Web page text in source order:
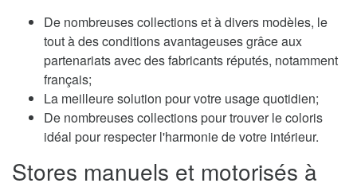
De nombreuses collections et à divers modèles, le
tout à des conditions avantageuses grâce aux
partenariats avec des fabricants réputés, notamment
français;
La meilleure solution pour votre usage quotidien;
De nombreuses collections pour trouver le coloris
idéal pour respecter l'harmonie de votre intérieur.
Stores manuels et motorisés à